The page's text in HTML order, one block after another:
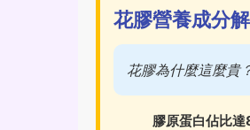
花膠營養成分
花膠為什麼這麼貴
膠原蛋白佔比